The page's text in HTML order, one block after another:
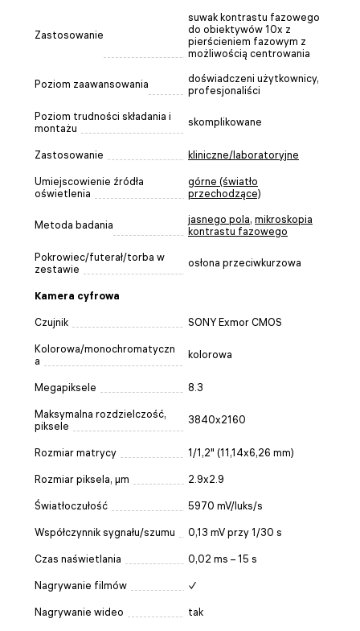
Zastosowanie
suwak kontrastu fazowego
do obiektywów 10x z
pierścieniem fazowym z
możliwością centrowania
Poziom zaawansowania
doświadczeni użytkownicy,
profesjonaliści
Poziom trudności składania i
montażu
skomplikowane
Zastosowanie kliniczne/laboratoryjne
Umiejscowienie źródła
oświetlenia
górne (światło
przechodzące)
Metoda badania jasnego pola, mikroskopia
kontrastu fazowego
Pokrowiec/futerał/torba w
zestawie
osłona przeciwkurzowa
Kamera cyfrowa
Czujnik SONY Exmor CMOS
Kolorowa/monochromatyczn
a
kolorowa
Megapiksele 8.3
Maksymalna rozdzielczość,
piksele
3840x2160
Rozmiar matrycy 1/1,2" (11,14x6,26 mm)
Rozmiar piksela, µm 2.9x2.9
Światłoczułość 5970 mV/luks/s
Współczynnik sygnału/szumu 0,13 mV przy 1/30 s
Czas naświetlania 0,02 ms – 15 s
Nagrywanie filmów ✓
Nagrywanie wideo tak